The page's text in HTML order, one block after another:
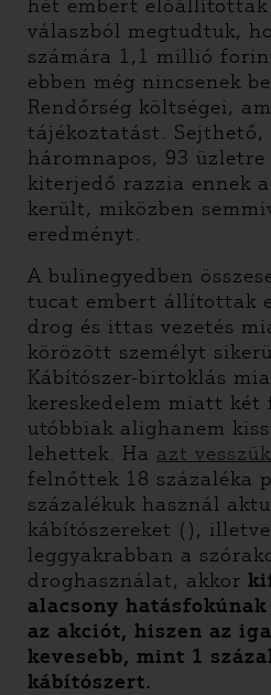
hét embert
válaszból megtudtuk,
számára 1,1 millió
ebben még nincsenek
Rendőrség költségei,
tájékoztatást. Sejthető,
háromnapos, 93 üzletre
kiterjedő razzia ennek
került, miközben
eredményt.
A bulinegyedben
tucat embert állítottak
drog és ittas vezetés
körözött személyt
Kábítószer-birtoklás
kereskedelem miatt
utóbbiak alighanem
lehettek. Ha azt vesszük
felnőttek 18 százaléka
százalékuk használ
kábítószereket (),
leggyakrabban a
droghasználat, akkor
alacsony
az akciót, hiszen az
kevesebb, mint 1
kábítószert.